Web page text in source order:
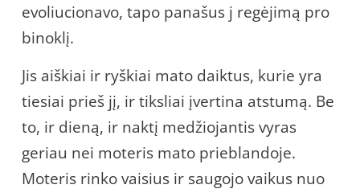
evoliucionavo, tapo panašus j regėjimą pro
binoklį.
Jis aiškiai ir ryškiai mato daiktus, kurie yra
tiesiai prieš jį, ir tiksliai įvertina atstumą. Be
to, ir dieną, ir naktį medžiojantis vyras
geriau nei moteris mato prieblandoje.
Moteris rinko vaisius ir saugojo vaikus nuo